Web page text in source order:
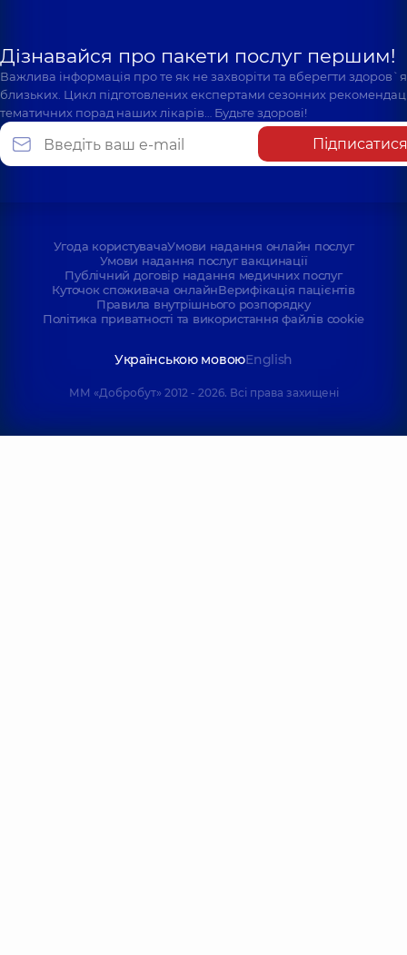
Дізнавайся про пакети послуг першим!
Важлива інформація про те як не захворіти та вберегти
близьких. Цикл підготовлених експертами сезонних
тематичних порад наших лікарів… Будьте здорові!
Підписатися
Угода користувачаУмови надання онлайн послуг
Умови надання послуг вакцинації
Публічний договір надання медичних послуг
Куточок споживача онлайнВерифікація пацієнтів
Правила внутрішнього розпорядку
Політика приватності та використання файлів cookie
Українською мовоюEnglish
ММ «Добробут» 2012 - 2026. Всі права захищені